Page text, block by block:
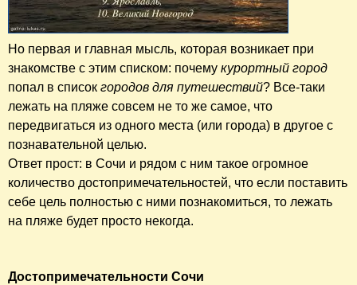
Но первая и главная мысль, которая возникает при
знакомстве с этим списком: почему курортный город
попал в список городов для путешествий? Все-таки
лежать на пляже совсем не то же самое, что
передвигаться из одного места (или города) в другое с
познавательной целью.
Ответ прост: в Сочи и рядом с ним такое огромное
количество достопримечательностей, что если поставить
себе цель полностью с ними познакомиться, то лежать
на пляже будет просто некогда.
Достопримечательности Сочи